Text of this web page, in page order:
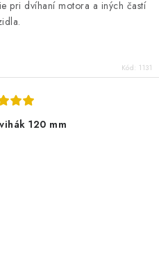
pri dvíhaní motora a iných častí
Kód: 1131
120 mm